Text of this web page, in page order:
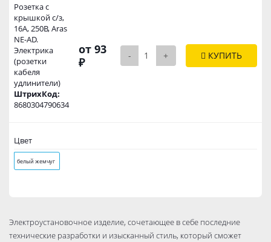
Розетка с
крышкой с/з,
16А, 250В, Aras
NE-AD.
Электрика
(розетки
кабеля
удлинители)
ШтрихКод:
8680304790634
от 93
₽
- + КУПИТЬ
Цвет
белый жемчуг
Электроустановочное изделие, сочетающее в себе последние
технические разработки и изысканный стиль, который сможет